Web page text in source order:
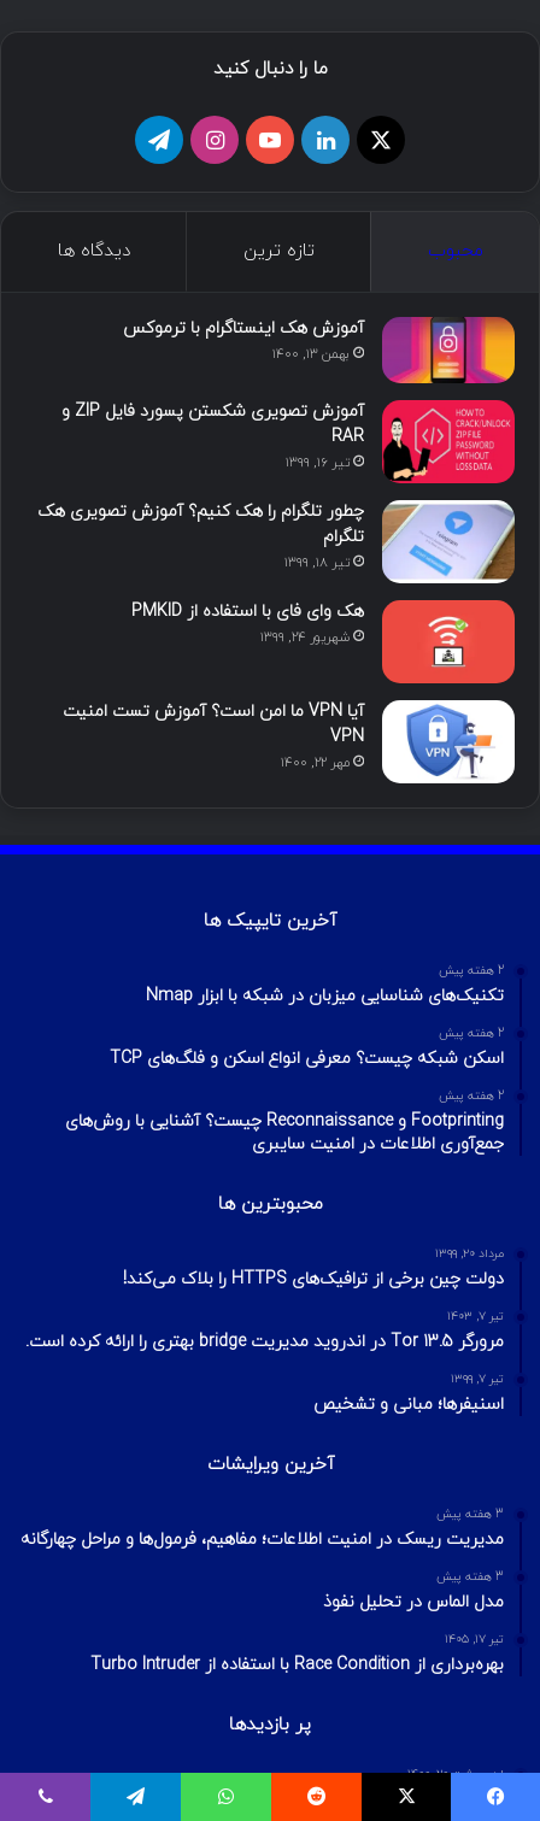
ما را دنبال کنید
د
ی
ن
و
ت
گ
ا
ا
محبوب تازه ترین دیدگاه ها
آموزش هک اینستاگرام با ترموکس
بهمن ۱۳, ۱۴۰۰
آموزش تصویری شکستن پسورد فایل ZIP و
RAR
تیر ۱۶, ۱۳۹۹
چطور تلگرام را هک کنیم؟ آموزش تصویری هک
تلگرام
تیر ۱۸, ۱۳۹۹
هک وای فای با استفاده از PMKID
شهریور ۲۴, ۱۳۹۹
آیا VPN ما امن است؟ آموزش تست امنیت
VPN
مهر ۲۲, ۱۴۰۰
آخرین تایپیک ها
2 هفته پیش
تکنیک‌های شناسایی میزبان در شبکه با ابزار Nmap
2 هفته پیش
اسکن شبکه چیست؟ معرفی انواع اسکن و فلگ‌های TCP
2 هفته پیش
Footprinting و Reconnaissance چیست؟ آشنایی با روش‌های
جمع‌آوری اطلاعات در امنیت سایبری
محبوبترین ها
مرداد ۲۰, ۱۳۹۹
دولت چین برخی از ترافیک‌های HTTPS را بلاک می‌کند!
تیر ۷, ۱۴۰۳
مرورگر Tor 13.5 در اندروید مدیریت bridge بهتری را ارائه کرده است.
تیر ۷, ۱۳۹۹
اسنیفرها؛ مبانی و تشخیص
آخرین ویرایشات
3 هفته پیش
مدیریت ریسک در امنیت اطلاعات؛ مفاهیم، فرمول‌ها و مراحل چهارگانه
3 هفته پیش
مدل الماس در تحلیل نفوذ
تیر ۱۷, ۱۴۰۵
بهره‌برداری از Race Condition با استفاده از Turbo Intruder
پر بازدیدها
اردیبهشت ۲۰, ۱۴۰۰
بیت‌لاکر چیست؟ شکستن قفل درایو Bitlocker